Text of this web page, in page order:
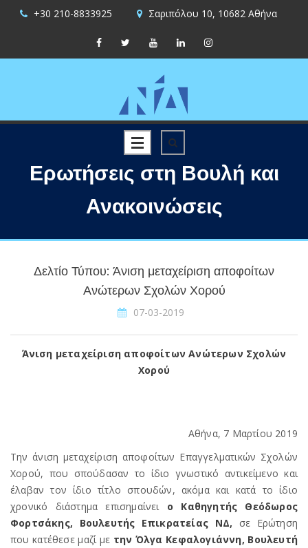
+30 210-8833925 Σαριπόλου 10, 10682 Αθήνα
Ερωτήσεις στη Βουλή και
Ανακοινώσεις
Δελτίο Τύπου: Άνιση μεταχείριση αποφοίτων
Ανώτερων Σχολών Χορού
07-03-2019
Άνιση μεταχείριση αποφοίτων Ανώτερων Σχολών
Χορού
Αθήνα, 7 Μαρτίου 2019
Την άνιση μεταχείριση αποφοίτων Επαγγελματικών Σχολών
Χορού, που σπούδασαν το ίδιο γνωστικό αντικείμενο και
έλαβαν τον ίδιο τίτλο σπουδών, ακόμα και κατά το ίδιο
χρονικό διάστημα επισημαίνει ο Καθηγητής Θεόδωρος
Φορτσάκης, Βουλευτής Επικρατείας ΝΔ, σε Ερώτηση
που κατέθεσε μαζί με την Όλγα Κεφαλογιάννη, Βουλευτή